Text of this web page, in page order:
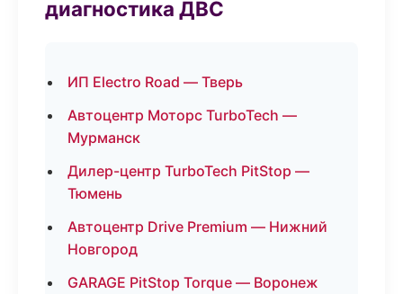
диагностика ДВС
ИП Electro Road — Тверь
Автоцентр Моторс TurboTech —
Мурманск
Дилер-центр TurboTech PitStop —
Тюмень
Автоцентр Drive Premium — Нижний
Новгород
GARAGE PitStop Torque — Воронеж